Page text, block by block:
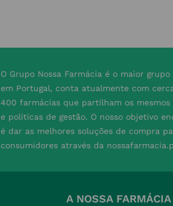
O Grupo Nossa Farmácia é o maior
em Portugal, conta atualmente com
400 farmácias que partilham os mesmos
e políticas de gestão. O nosso objetivo
é dar as melhores soluções de compra
consumidores através da
A NOSSA FARMÁCIA